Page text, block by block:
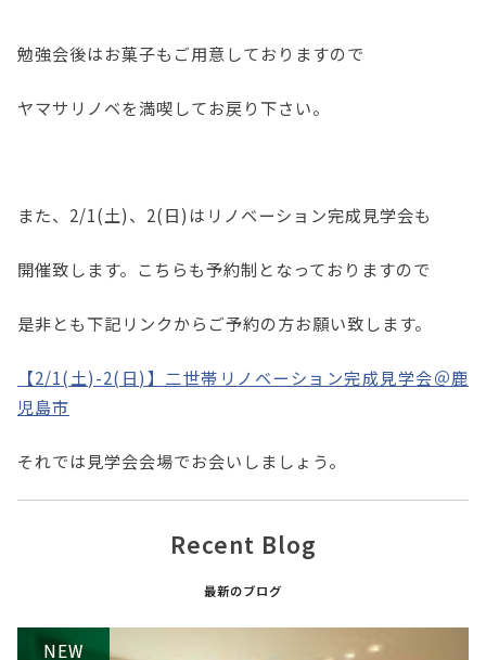
勉強会後はお菓子もご用意しておりますので
ヤマサリノベを満喫してお戻り下さい。
また、2/1(土)、2(日)はリノベーション完成見学会も
開催致します。こちらも予約制となっておりますので
是非とも下記リンクからご予約の方お願い致します。
【2/1(土)-2(日)】二世帯リノベーション完成見学会＠鹿
児島市
それでは見学会会場でお会いしましょう。
Recent Blog
最新のブログ